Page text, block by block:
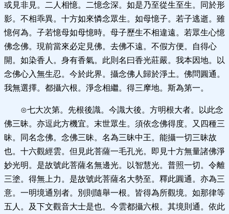
或見非見。二人相憶。二憶念深。如是乃至從生至生。同於形
影。不相乖異。十方如來憐念眾生。如母憶子。若子逃逝。雖
憶何為。子若憶母如母憶時。母子歷生不相違遠。若眾生心憶
佛念佛。現前當來必定見佛。去佛不遠。不假方便。自得心
開。如染香人。身有香氣。此則名曰香光莊嚴。我本因地。以
念佛心入無生忍。今於此界。攝念佛人歸於淨土。佛問圓通。
我無選擇。都攝六根。淨念相繼。得三摩地。斯為第一。
⊙七大次第。先根後識。今識大後。方明根大者。以此念
佛三昧。亦逗此方機宜。末世眾生。須依念佛得度。又四種三
昧。同名念佛。念佛三昧。名為三昧中王。能攝一切三昧故
也。十六觀經雲。但見此菩薩一毛孔光。即見十方無量諸佛淨
妙光明。是故號此菩薩名無邊光。以智慧光。普照一切。令離
三塗。得無上力。是故號此菩薩名大勢至。釋此圓通。亦為三
意。一明境通別者。別則隨舉一根。皆得為所觀境。如那律等
五人。及下文觀音大士是也。今雲都攝六根。其境則通。依此